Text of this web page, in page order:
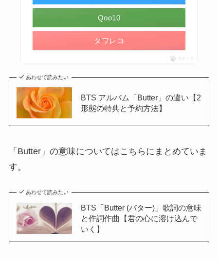
Qoo10
タワレコ
ポチップ
あわせて読みたい
BTS アルバム「Butter」の違い【2
形態の特典と予約方法】
「Butter」の意味についてはこちらにまとめていま
す。
あわせて読みたい
BTS「Butter (バター)」歌詞の意味
と作詞作曲【君の心に溶け込んで
いく】